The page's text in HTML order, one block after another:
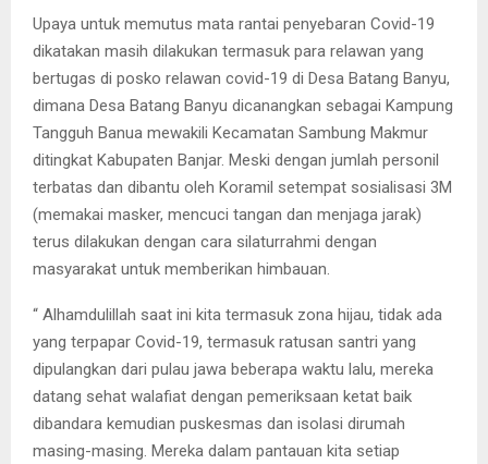
Upaya untuk memutus mata rantai penyebaran Covid-19
dikatakan masih dilakukan termasuk para relawan yang
bertugas di posko relawan covid-19 di Desa Batang Banyu,
dimana Desa Batang Banyu dicanangkan sebagai Kampung
Tangguh Banua mewakili Kecamatan Sambung Makmur
ditingkat Kabupaten Banjar. Meski dengan jumlah personil
terbatas dan dibantu oleh Koramil setempat sosialisasi 3M
(memakai masker, mencuci tangan dan menjaga jarak)
terus dilakukan dengan cara silaturrahmi dengan
masyarakat untuk memberikan himbauan.
“ Alhamdulillah saat ini kita termasuk zona hijau, tidak ada
yang terpapar Covid-19, termasuk ratusan santri yang
dipulangkan dari pulau jawa beberapa waktu lalu, mereka
datang sehat walafiat dengan pemeriksaan ketat baik
dibandara kemudian puskesmas dan isolasi dirumah
masing-masing. Mereka dalam pantauan kita setiap